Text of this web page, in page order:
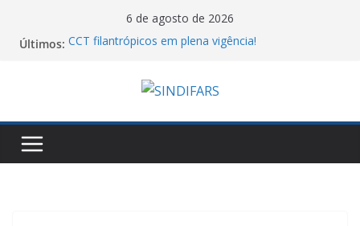
6 de agosto de 2026
Últimos: CCT filantrópicos em plena vigência!
Assistência Farmacêutica
Cartilha do MTE sobre atos antissindicais!
Piso salarial farmacêutico: por que comparar